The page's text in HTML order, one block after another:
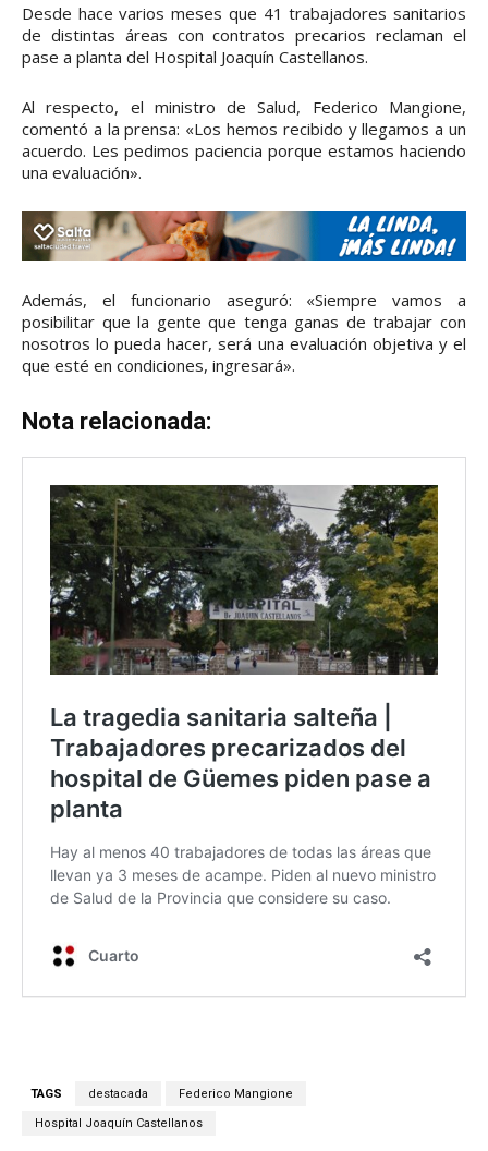
Desde hace varios meses que 41 trabajadores sanitarios
de distintas áreas con contratos precarios reclaman el
pase a planta del Hospital Joaquín Castellanos.
Al respecto, el ministro de Salud, Federico Mangione,
comentó a la prensa: «Los hemos recibido y llegamos a un
acuerdo. Les pedimos paciencia porque estamos haciendo
una evaluación».
Además, el funcionario aseguró: «Siempre vamos a
posibilitar que la gente que tenga ganas de trabajar con
nosotros lo pueda hacer, será una evaluación objetiva y el
que esté en condiciones, ingresará».
Nota relacionada:
TAGS destacada Federico Mangione
Hospital Joaquín Castellanos